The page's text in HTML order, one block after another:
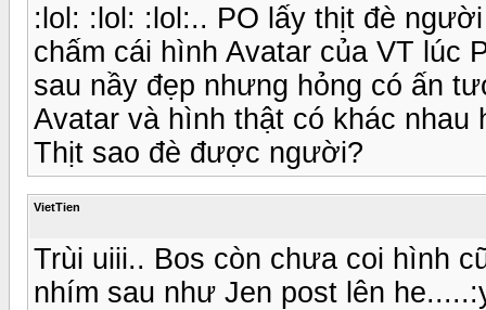
:lol: :lol: :lol:.. PO lấy thịt đè
chấm cái hình Avatar của VT lúc
sau nầy đẹp nhưng hỏng có ấn
Avatar và hình thật có khác
Thịt sao đè được người?
VietTien
Trùi uiii.. Bos còn chưa coi hình
nhím sau như Jen post lên